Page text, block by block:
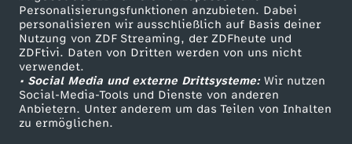
Personalisierungsfunktionen anzubieten. Dabei
personalisieren wir ausschließlich auf Basis deiner
Nutzung von ZDF Streaming, der ZDFheute und
ZDFtivi. Daten von Dritten werden von uns nicht
verwendet.
• Social Media und externe Drittsysteme:Wir nutzen
Social-Media-Tools und Dienste von anderen
Anbietern. Unter anderem um das Teilen von Inhalten
zu ermöglichen.
0
3
.
0
TV-Programm
ZDF Unternehmen
Karriere